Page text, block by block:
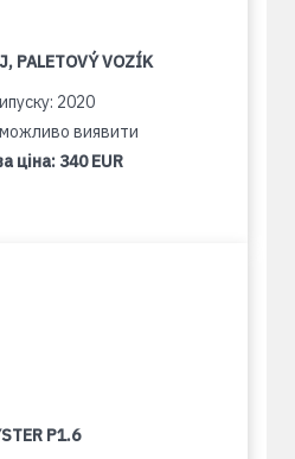
PALETOVÝ VOZÍK
2020
виявити
ціна: 340 EUR
P1.6